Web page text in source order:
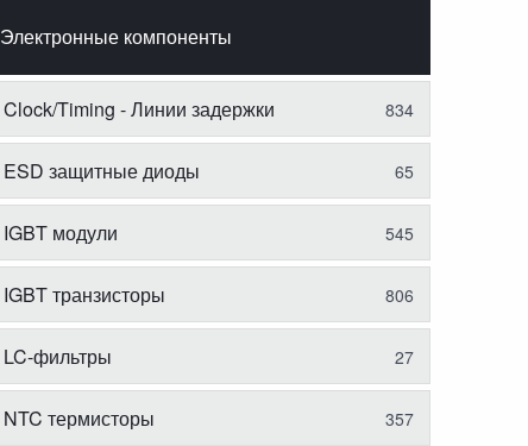
Электронные компоненты
Clock/Timing - Линии задержки 834
ESD защитные диоды 65
IGBT модули 545
IGBT транзисторы 806
LC-фильтры 27
NTC термисторы 357